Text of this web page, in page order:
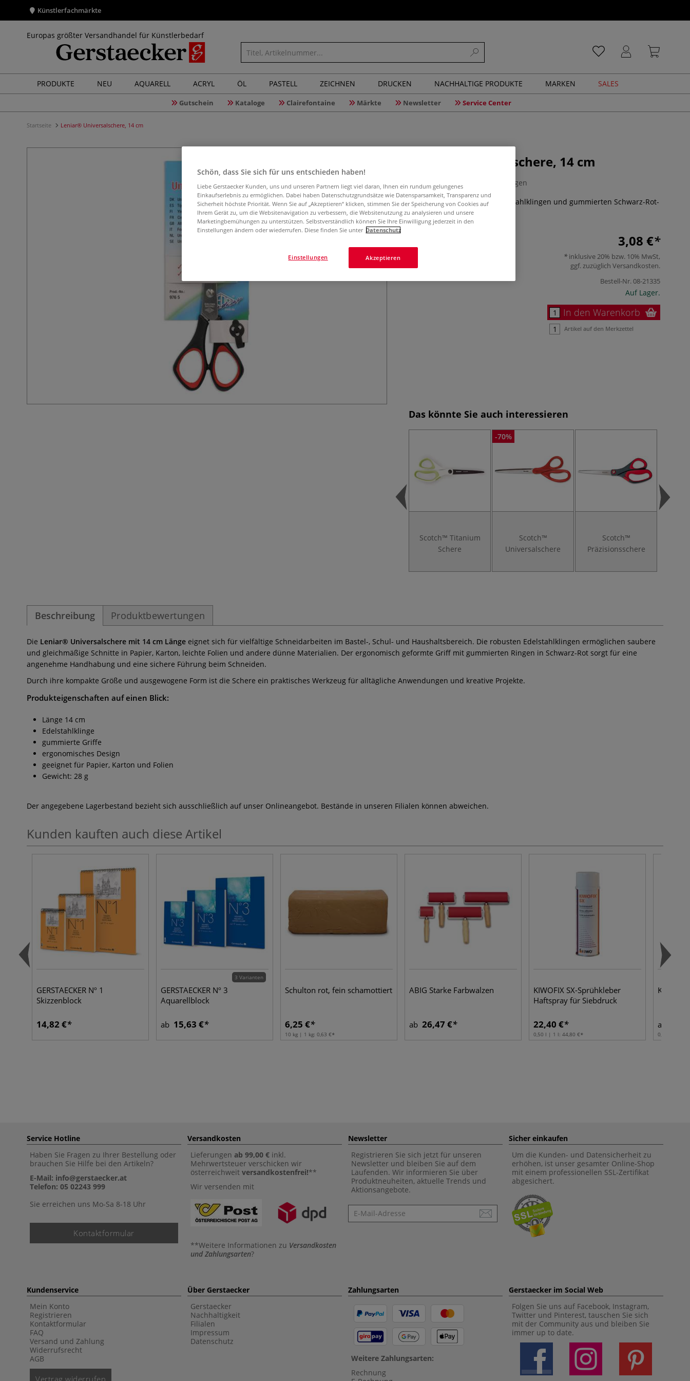
Künstlerfachmärkte
Europas größter Versandhandel für Künstlerbedarf
PRODUKTE NEU AQUARELL ACRYL ÖL PASTELL ZEICHNEN DRUCKEN NACHHALTIGE PRODUKTE MARKEN SALES
Gutschein Kataloge Clairefontaine Märkte Newsletter Service Center
Startseite Leniar® Universalschere, 14 cm
Leniar® Universalschere, 14 cm
0 Bewertungen
Universalschere 14 cm mit Edelstahlklingen und gummierten Schwarz-Rot-
Griffen.
Mehr
3,08 €
inklusive 20% bzw. 10% MwSt,
ggf. zuzüglich Versandkosten.
Bestell-Nr.08-21335
Auf Lager.
In den Warenkorb
Artikel auf den Merkzettel
Das könnte Sie auch interessieren
Scotch™ Titanium
Schere
-70%
Scotch™
Universalschere
Scotch™
Präzisionsschere
Beschreibung Produktbewertungen
Die Leniar® Universalschere mit 14 cm Länge eignet sich für vielfältige Schneidarbeiten im Bastel-, Schul- und Haushaltsbereich. Die robusten Edelstahlklingen ermöglichen saubere
und gleichmäßige Schnitte in Papier, Karton, leichte Folien und andere dünne Materialien. Der ergonomisch geformte Griff mit gummierten Ringen in Schwarz-Rot sorgt für eine
angenehme Handhabung und eine sichere Führung beim Schneiden.
Durch ihre kompakte Größe und ausgewogene Form ist die Schere ein praktisches Werkzeug für alltägliche Anwendungen und kreative Projekte.
Produkteigenschaften auf einen Blick:
Länge 14 cm
Edelstahlklinge
gummierte Griffe
ergonomisches Design
geeignet für Papier, Karton und Folien
Gewicht: 28 g
Der angegebene Lagerbestand bezieht sich ausschließlich auf unser Onlineangebot. Bestände in unseren Filialen können abweichen.
Kunden kauften auch diese Artikel
GERSTAECKER Nº 1
Skizzenblock
14,82 €
3 Varianten
GERSTAECKER Nº 3
Aquarellblock
ab 15,63 €
Schulton rot, fein schamottiert
6,25 €
10 kg | 1 kg: 0,63 €
ABIG Starke Farbwalzen
ab 26,47 €
KIWOFIX SX-Sprühkleber
Haftspray für Siebdruck
22,40 €
0,50 l | 1 l: 44,80 €
KREUL
ab
0,05 l | 1 l:
Service Hotline
Haben Sie Fragen zu Ihrer Bestellung oder
brauchen Sie Hilfe bei den Artikeln?
E-Mail: info@gerstaecker.at
Telefon: 05 02243 999
Sie erreichen uns Mo-Sa 8-18 Uhr
Kontaktformular
Versandkosten
Lieferungen ab 99,00 € inkl.
Mehrwertsteuer verschicken wir
österreichweit versandkostenfrei!**
Wir versenden mit
**Weitere Informationen zu Versandkosten
und Zahlungsarten?
Newsletter
Registrieren Sie sich jetzt für unseren
Newsletter und bleiben Sie auf dem
Laufenden. Wir informieren Sie über
Produktneuheiten, aktuelle Trends und
Aktionsangebote.
Newsletter
Sicher einkaufen
Um die Kunden- und Datensicherheit zu
erhöhen, ist unser gesamter Online-Shop
mit einem professionellen SSL-Zertifikat
abgesichert.
Kundenservice
Mein Konto
Registrieren
Kontaktformular
FAQ
Versand und Zahlung
Widerrufsrecht
AGB
Vertrag widerrufen
Über Gerstaecker
Gerstaecker
Nachhaltigkeit
Filialen
Impressum
Datenschutz
Zahlungsarten
Weitere Zahlungsarten:
Rechnung
Gerstaecker im Social Web
Folgen Sie uns auf Facebook, Instagram,
Twitter und Pinterest, tauschen Sie sich
mit der Community aus und bleiben Sie
immer up to date.
Schön, dass Sie sich für uns entschieden haben!
Liebe Gerstaecker Kunden, uns und unseren Partnern liegt viel daran, Ihnen ein rundum gelungenes
Einkaufserlebnis zu ermöglichen. Dabei haben Datenschutzgrundsätze wie Datensparsamkeit, Transparenz und
Sicherheit höchste Priorität. Wenn Sie auf „Akzeptieren“ klicken, stimmen Sie der Speicherung von Cookies auf
Ihrem Gerät zu, um die Websitenavigation zu verbessern, die Websitenutzung zu analysieren und unsere
Marketingbemühungen zu unterstützen. Selbstverständlich können Sie Ihre Einwilligung jederzeit in den
Einstellungen ändern oder wiederrufen. Diese finden Sie unter Datenschutz
Akzeptieren
Einstellungen